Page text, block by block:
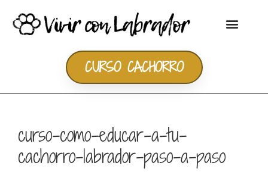
CURSO CACHORRO
curso-como-educar-a-tu-
cachorro-labrador-paso-a-paso